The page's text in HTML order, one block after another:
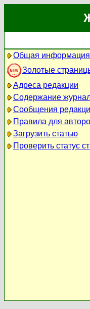
Общая информация
Золотые
Адреса редакции
Содержание
Сообщения
Правила для
Загрузить статью
Проверить статус